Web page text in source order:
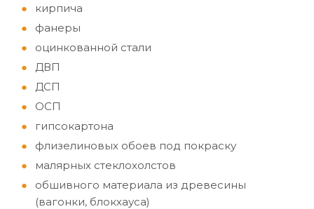
кирпича
фанеры
оцинкованной стали
ДВП
ДСП
ОСП
гипсокартона
флизелиновых обоев под покраску
малярных стеклохолстов
обшивного материала из древесины
(вагонки, блокхауса)